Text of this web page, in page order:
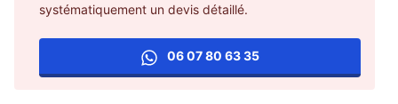
systématiquement un devis détaillé.
06 07 80 63 35